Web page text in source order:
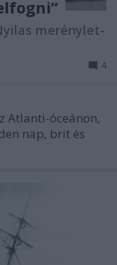
merénylet-
4
Atlanti-óceánon,
nap, brit és